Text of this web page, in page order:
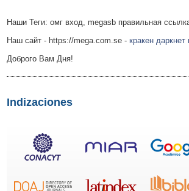
Наши Теги: омг вход, megasb правильная
Наш сайт - https://mega.com.se - кракен даркнет
Доброго Вам Дня!
Indizaciones